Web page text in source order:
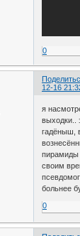
0
12-16
я
выходки..
гадёныш,
своим
больнее
0